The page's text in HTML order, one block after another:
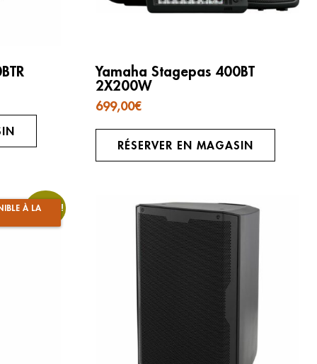
Yamaha Stagepas 400BT
2X200W
699,00€
RÉSERVER EN MAGASIN
À LA
Promo !